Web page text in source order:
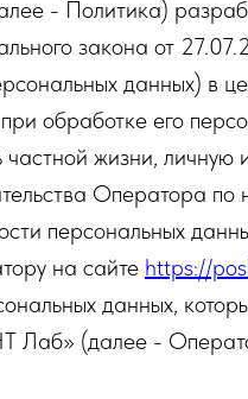
- Политика)
закона от
данных) в
обработке его
жизни, личную
Оператора по
персональных
на сайте https://
данных,
Лаб» (далее -